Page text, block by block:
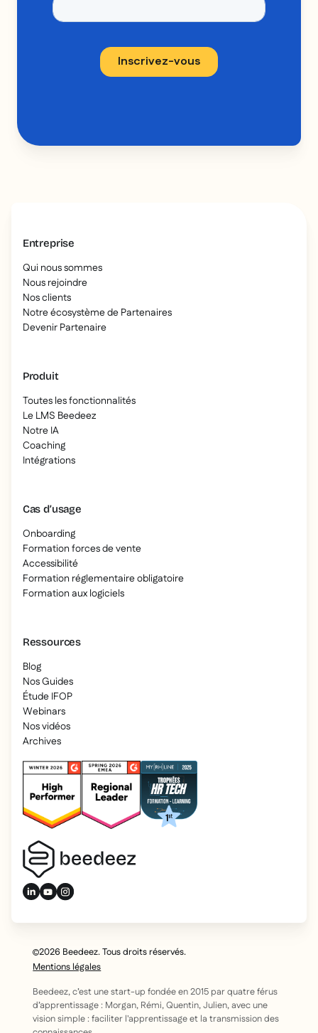
Entreprise
Qui nous sommes
Nous rejoindre
Nos clients
Notre écosystème de Partenaires
Devenir Partenaire
Produit
Toutes les fonctionnalités
Le LMS Beedeez
Notre IA
Coaching
Intégrations
Cas d’usage
Onboarding
Formation forces de vente
Accessibilité
Formation réglementaire obligatoire
Formation aux logiciels
Ressources
Blog
Nos Guides
Étude IFOP
Webinars
Nos vidéos
Archives
2026 Beedeez. Tous droits réservés.
Mentions légales
Beedeez, c’est une start-up fondée en 2015 par quatre férus
d’apprentissage : Morgan, Rémi, Quentin, Julien, avec une
vision simple : faciliter l'apprentissage et la transmission des